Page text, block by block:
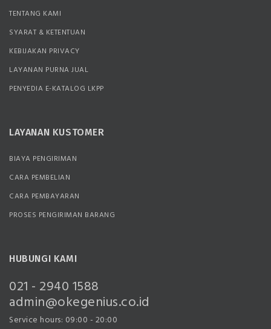
TENTANG KAMI
SYARAT & KETENTUAN
KEBIJAKAN PRIVACY
LAYANAN PURNA JUAL
PENYEDIA E-KATALOG LKPP
LAYANAN KUSTOMER
BIAYA PENGIRIMAN
CARA PEMBELIAN
CARA PEMBAYARAN
PROSES PENGIRIMAN BARANG
HUBUNGI KAMI
021 - 2940 1588
admin@okegenius.co.id
Service hours: 09:00 - 20:00